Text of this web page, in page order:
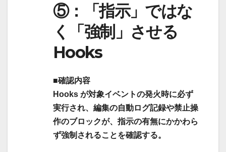
⑤：「指示」ではな
く「強制」させる
Hooks
■確認内容
Hooks が対象イベントの発火時に必ず
実行され、編集の自動ログ記録や禁止操
作のブロックが、指示の有無にかかわら
ず強制されることを確認する。